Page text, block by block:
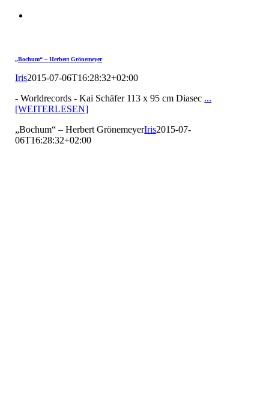
„Bochum“ – Herbert Grönemeyer
Iris2015-07-06T16:28:32+02:00
- Worldrecords - Kai Schäfer 113 x 95 cm Diasec ...
[WEITERLESEN]
„Bochum“ – Herbert GrönemeyerIris2015-07-
06T16:28:32+02:00